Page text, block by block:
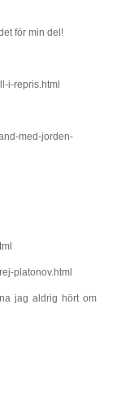
för min del!
i-repris.html
med-jorden-
platonov.html
jag aldrig hört om